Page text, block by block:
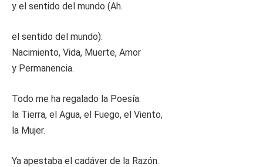
y el sentido del mundo (Ah.
el sentido del mundo):
Nacimiento, Vida, Muerte, Amor
y Permanencia.
Todo me ha regalado la Poesía:
la Tierra, el Agua, el Fuego, el Viento,
la Mujer.
Ya apestaba el cadáver de la Razón.